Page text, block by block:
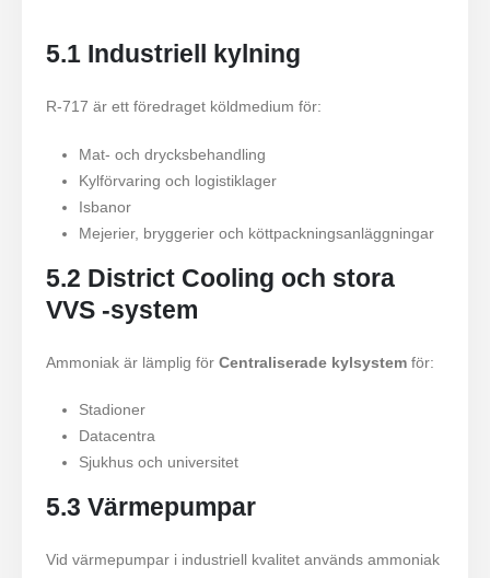
5.1 Industriell kylning
R-717 är ett föredraget köldmedium för:
Mat- och drycksbehandling
Kylförvaring och logistiklager
Isbanor
Mejerier, bryggerier och köttpackningsanläggningar
5.2 District Cooling och stora
VVS -system
Ammoniak är lämplig förCentraliserade kylsystem för:
Stadioner
Datacentra
Sjukhus och universitet
5.3 Värmepumpar
Vid värmepumpar i industriell kvalitet används ammoniak